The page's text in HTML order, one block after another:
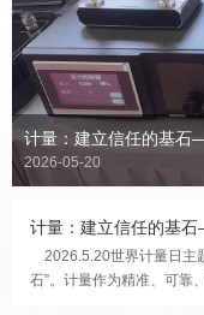
计量：建立信任的基
2026-05-20
计量：建立信任的基
2026.5.20世界计量日主
石”。计量作为精准、可靠